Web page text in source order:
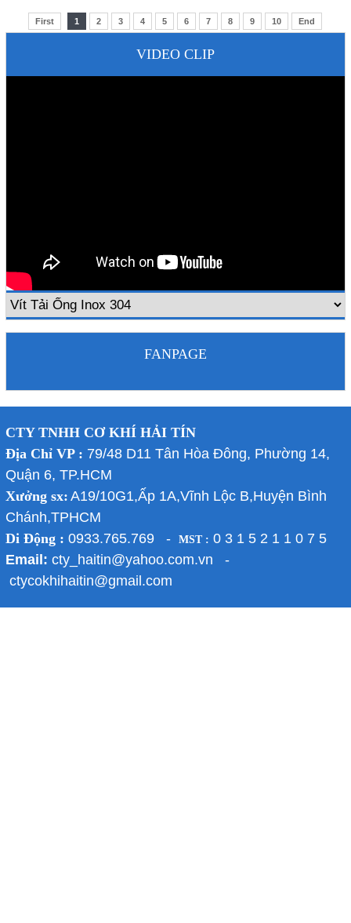
First 1 2 3 4 5 6 7 8 9 10 End
VIDEO CLIP
FANPAGE
CTY TNHH CƠ KHÍ HẢI TÍN
Địa Chỉ VP : 79/48 D11 Tân Hòa Đông, Phường 14,
Quận 6, TP.HCM
Xưởng sx: A19/10G1,Ấp 1A,Vĩnh Lộc B,Huyện Bình
Chánh,TPHCM
Di Động : 0933.765.769 - MST : 0 3 1 5 2 1 1 0 7 5
Email: cty_haitin@yahoo.com.vn -
ctycokhihaitin@gmail.com